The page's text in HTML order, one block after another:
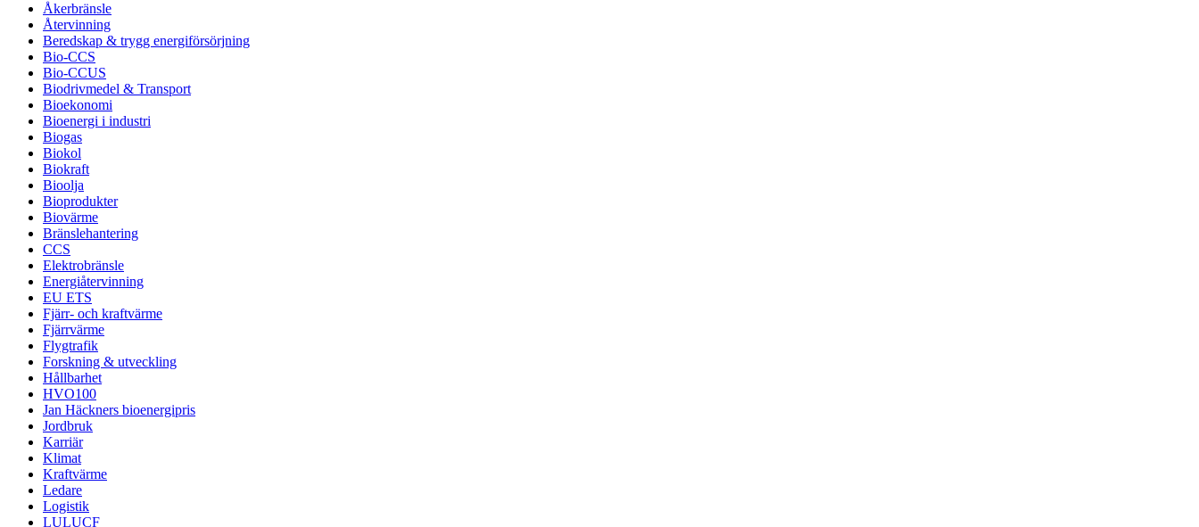
Åkerbränsle
Återvinning
Beredskap & trygg energiförsörjning
Bio-CCS
Bio-CCUS
Biodrivmedel & Transport
Bioekonomi
Bioenergi i industri
Biogas
Biokol
Biokraft
Bioolja
Bioprodukter
Biovärme
Bränslehantering
CCS
Elektrobränsle
Energiåtervinning
EU ETS
Fjärr- och kraftvärme
Fjärrvärme
Flygtrafik
Forskning & utveckling
Hållbarhet
HVO100
Jan Häckners bioenergipris
Jordbruk
Karriär
Klimat
Kraftvärme
Ledare
Logistik
LULUCF